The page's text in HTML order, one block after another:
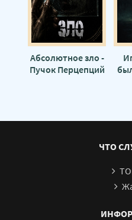
Абсолютное зло -
Пучок Перцепций
ЧТО